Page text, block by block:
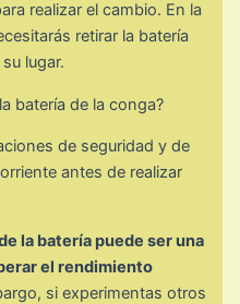
realizar el cambio. En la
retirar la batería
lugar.
de seguridad y de
antes de realizar
la batería puede ser una
el rendimiento
si experimentas otros